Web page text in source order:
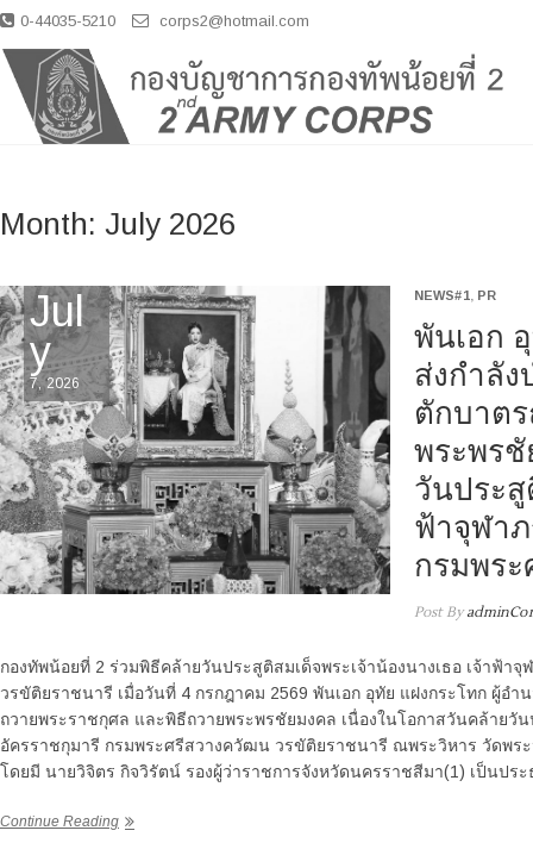
S
n
n
t
0-44035-5210 corps2@hotmail.com
Month: July 2026
Jul
y
7, 2026
NEWS#1 PR
พันเอก
ส่งกำลั
ตักบาต
พระพรชั
วันประสู
ฟ้าจุฬา
กรมพร
Post By
กองทัพน้อยที่ 2 ร่วมพิธีคล้ายวันประสูติสมเด็จพระเจ้าน้องนางเธอ เจ้าฟ้
วรขัติยราชนารี เมื่อวันที่ 4 กรกฎาคม 2569 พันเอก อุทัย แฝงกระโทก ผู้อ
ถวายพระราชกุศล และพิธีถวายพระพรชัยมงคล เนื่องในโอกาสวันคล้ายวั
อัครราชกุมารี กรมพระศรีสวางควัฒน วรขัติยราชนารี ณพระวิหาร วัดพร
โดยมี นายวิจิตร กิจวิรัตน์ รองผู้ว่าราชการจังหวัดนครราชสีมา(1) เป็นปร
Continue Reading